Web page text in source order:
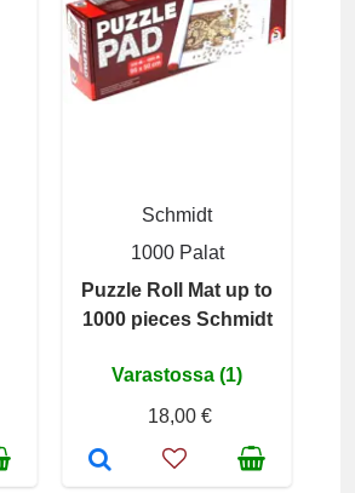
Schmidt
1000 Palat
Puzzle Roll Mat up to
1000 pieces Schmidt
Varastossa (1)
18,00 €